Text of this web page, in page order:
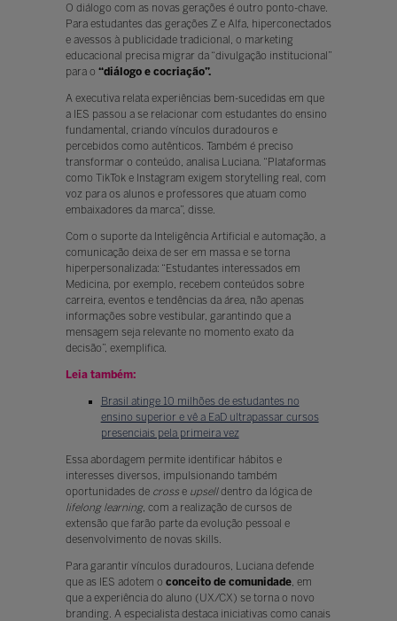
O diálogo com as novas gerações é outro ponto-chave.
Para estudantes das gerações Z e Alfa, hiperconectados
e avessos à publicidade tradicional, o marketing
educacional precisa migrar da “divulgação institucional”
para o “diálogo e cocriação”.
A executiva relata experiências bem-sucedidas em que
a IES passou a se relacionar com estudantes do ensino
fundamental, criando vínculos duradouros e
percebidos como autênticos. Também é preciso
transformar o conteúdo, analisa Luciana. “Plataformas
como TikTok e Instagram exigem storytelling real, com
voz para os alunos e professores que atuam como
embaixadores da marca”, disse.
Com o suporte da Inteligência Artificial e automação, a
comunicação deixa de ser em massa e se torna
hiperpersonalizada: “Estudantes interessados em
Medicina, por exemplo, recebem conteúdos sobre
carreira, eventos e tendências da área, não apenas
informações sobre vestibular, garantindo que a
mensagem seja relevante no momento exato da
decisão”, exemplifica.
Leia também:
Brasil atinge 10 milhões de estudantes no
ensino superior e vê a EaD ultrapassar cursos
presenciais pela primeira vez
Essa abordagem permite identificar hábitos e
interesses diversos, impulsionando também
oportunidades decross e upselldentro da lógica de
lifelong learning, com a realização de cursos de
extensão que farão parte da evolução pessoal e
desenvolvimento de novas skills.
Para garantir vínculos duradouros, Luciana defende
que as IES adotem o conceito de comunidade, em
que a experiência do aluno (UX/CX) se torna o novo
branding. A especialista destaca iniciativas como canais